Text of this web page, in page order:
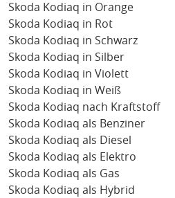
Skoda Kodiaq in Orange
Skoda Kodiaq in Rot
Skoda Kodiaq in Schwarz
Skoda Kodiaq in Silber
Skoda Kodiaq in Violett
Skoda Kodiaq in Weiß
Skoda Kodiaq nach Kraftstoff
Skoda Kodiaq als Benziner
Skoda Kodiaq als Diesel
Skoda Kodiaq als Elektro
Skoda Kodiaq als Gas
Skoda Kodiaq als Hybrid